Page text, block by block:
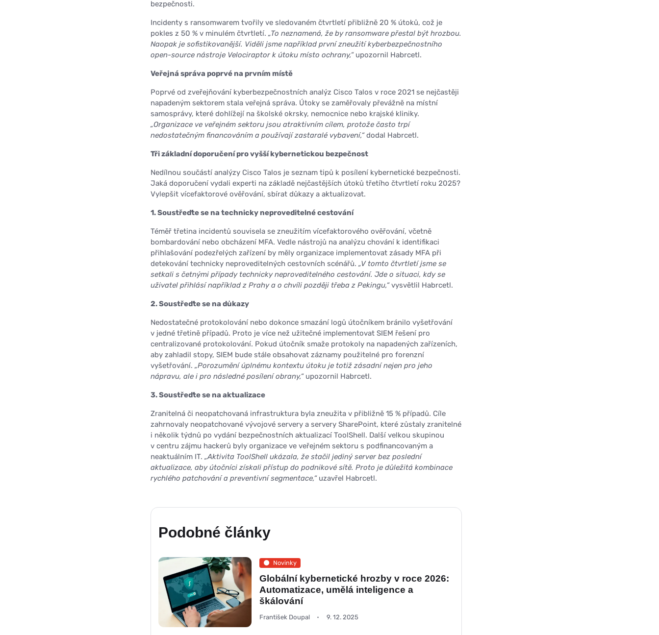
bezpečnosti.
Incidenty s ransomwarem tvořily ve sledovaném čtvrtletí přibližně 20 % útoků, což je
pokles z 50 % v minulém čtvrtletí. „To neznamená, že by ransomware přestal být hrozbou.
Naopak je sofistikovanější. Viděli jsme například první zneužití kyberbezpečnostního
open-source nástroje Velociraptor k útoku místo ochrany,“ upozornil Habrcetl.
Veřejná správa poprvé na prvním místě
Poprvé od zveřejňování kyberbezpečnostních analýz Cisco Talos v roce 2021 se nejčastěji
napadeným sektorem stala veřejná správa. Útoky se zaměřovaly převážně na místní
samosprávy, které dohlížejí na školské okrsky, nemocnice nebo krajské kliniky.
„Organizace ve veřejném sektoru jsou atraktivním cílem, protože často trpí
nedostatečným financováním a používají zastaralé vybavení,“dodal Habrcetl.
Tři základní doporučení pro vyšší kybernetickou bezpečnost
Nedílnou součástí analýzy Cisco Talos je seznam tipů k posílení kybernetické bezpečnosti.
Jaká doporučení vydali experti na základě nejčastějších útoků třetího čtvrtletí roku 2025?
Vylepšit vícefaktorové ověřování, sbírat důkazy a aktualizovat.
1. Soustřeďte se na technicky neproveditelné cestování
Téměř třetina incidentů souvisela se zneužitím vícefaktorového ověřování, včetně
bombardování nebo obcházení MFA. Vedle nástrojů na analýzu chování k identifikaci
přihlašování podezřelých zařízení by měly organizace implementovat zásady MFA při
detekování technicky neproveditelných cestovních scénářů. „V tomto čtvrtletí jsme se
setkali s četnými případy technicky neproveditelného cestování. Jde o situaci, kdy se
uživatel přihlásí například z Prahy a o chvíli později třeba z Pekingu,“vysvětlil Habrcetl.
2. Soustřeďte se na důkazy
Nedostatečné protokolování nebo dokonce smazání logů útočníkem bránilo vyšetřování
v jedné třetině případů. Proto je více než užitečné implementovat SIEM řešení pro
centralizované protokolování. Pokud útočník smaže protokoly na napadených zařízeních,
aby zahladil stopy, SIEM bude stále obsahovat záznamy použitelné pro forenzní
vyšetřování. „Porozumění úplnému kontextu útoku je totiž zásadní nejen pro jeho
nápravu, ale i pro následné posílení obrany,“upozornil Habrcetl.
3. Soustřeďte se na aktualizace
Zranitelná či neopatchovaná infrastruktura byla zneužita v přibližně 15 % případů. Cíle
zahrnovaly neopatchované vývojové servery a servery SharePoint, které zůstaly zranitelné
i několik týdnů po vydání bezpečnostních aktualizací ToolShell. Další velkou skupinou
v centru zájmu hackerů byly organizace ve veřejném sektoru s podfinancovaným a
neaktuálním IT. „Aktivita ToolShell ukázala, že stačil jediný server bez poslední
aktualizace, aby útočníci získali přístup do podnikové sítě. Proto je důležitá kombinace
rychlého patchování a preventivní segmentace,“uzavřel Habrcetl.
Podobné články
Novinky
Globální kybernetické hrozby v roce 2026:
Automatizace, umělá inteligence a
škálování
František Doupal 9. 12. 2025